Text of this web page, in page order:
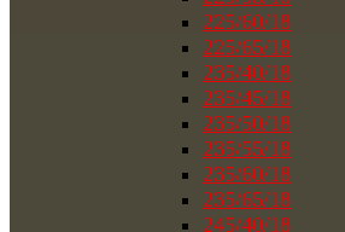
225/60/18
225/65/18
235/40/18
235/45/18
235/50/18
235/55/18
235/60/18
235/65/18
245/40/18